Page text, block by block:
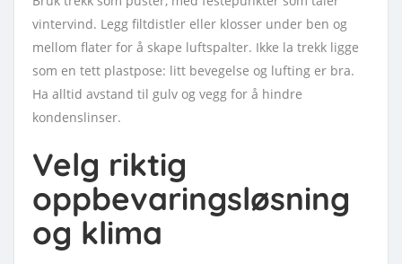
vintervind. Legg filtdistler eller klosser under ben og
mellom flater for å skape luftspalter. Ikke la trekk ligge
som en tett plastpose: litt bevegelse og lufting er bra.
Ha alltid avstand til gulv og vegg for å hindre
kondenslinser.
Velg riktig
oppbevaringsløsning
og klima